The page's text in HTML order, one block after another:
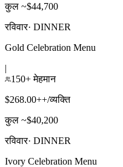
कुल ~$44,700
रविवार· DINNER
Gold Celebration Menu
|
150+ मेहमान
$268.00++/व्यक्ति
कुल ~$40,200
रविवार· DINNER
Ivory Celebration Menu